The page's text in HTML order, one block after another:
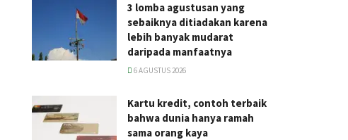
3 lomba agustusan yang
sebaiknya ditiadakan karena
lebih banyak mudarat
daripada manfaatnya
6 AGUSTUS 2026
Kartu kredit, contoh terbaik
bahwa dunia hanya ramah
sama orang kaya